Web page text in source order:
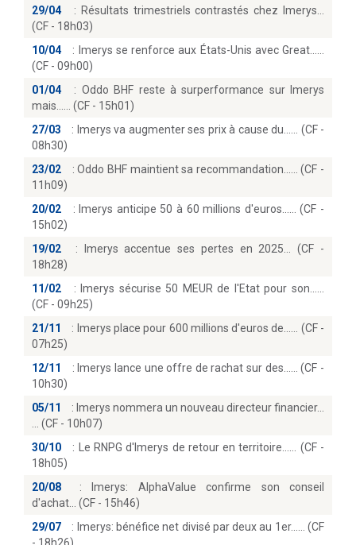
29/04
: Résultats trimestriels contrastés chez Imerys
(CF - 18h03)
10/04
: Imerys se renforce aux États-Unis avec Great...
(CF - 09h00)
01/04
: Oddo BHF reste à surperformance sur Imerys
mais...… (CF - 15h01)
27/03
: Imerys va augmenter ses prix à cause du...… (CF -
08h30)
23/02
:Oddo BHF maintient sa recommandation...… (CF -
11h09)
20/02
: Imerys anticipe 50 à 60 millions d'euros...… (CF -
15h02)
19/02
:
Imerys accentue ses pertes en 2025… (CF -
18h28)
11/02
: Imerys sécurise 50 MEUR de l'Etat pour son...
(CF - 09h25)
21/11
: Imerys place pour 600 millions d'euros de...… (CF -
07h25)
12/11
: Imerys lance une offre de rachat sur des...… (CF -
10h30)
05/11
: Imerys nommera un nouveau directeur financier...
(CF - 10h07)
30/10
:
Le RNPG d'Imerys de retour en territoire...… (CF -
18h05)
20/08
:
Imerys: AlphaValue confirme son conseil
d'achat… (CF - 15h46)
29/07
: Imerys: bénéfice net divisé par deux au 1er...… (CF